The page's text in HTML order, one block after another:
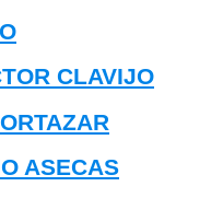
CLAVIJO
ASECAS